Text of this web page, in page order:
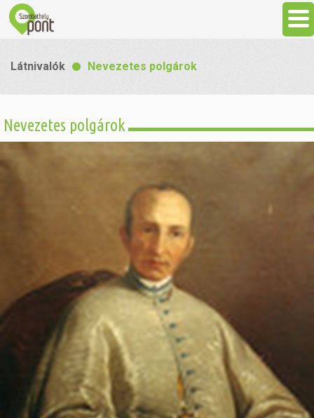
Látnivalók
Szabadidő
Hasznos
Látnivalók Nevezetes polgárok
Nevezetes polgárok